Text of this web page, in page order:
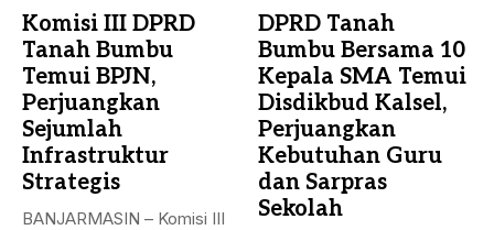
Komisi III DPRD
Tanah Bumbu
Temui BPJN,
Perjuangkan
Sejumlah
Infrastruktur
Strategis
BANJARMASIN – Komisi III
DPRD Tanah
Bumbu Bersama 10
Kepala SMA Temui
Disdikbud Kalsel,
Perjuangkan
Kebutuhan Guru
dan Sarpras
Sekolah